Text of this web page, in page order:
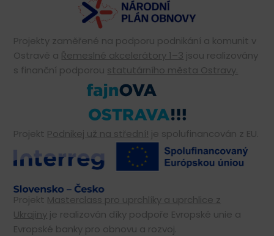
Projekty zaměřené na podporu podnikání a komunit v
Ostravě a Řemeslné akcelerátory 1–3 jsou realizovány
s finanční podporou statutárního města Ostravy.
Projekt Podnikej už na střední! je spolufinancován z EU.
Projekt Masterclass pro uprchlíky a uprchlice z
Ukrajiny je realizován díky podpoře Evropské unie a
Evropské banky pro obnovu a rozvoj.